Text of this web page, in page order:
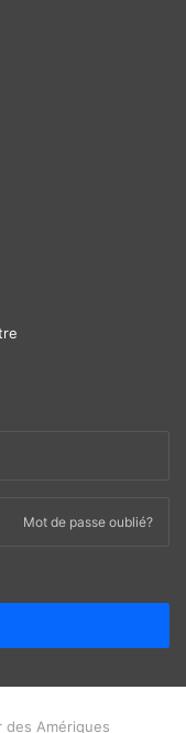
Mot de passe oublié?
Amériques